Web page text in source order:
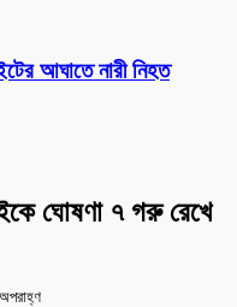
আঘাতে নারী নিহত
ঘোষণা ৭ গরু রেখে